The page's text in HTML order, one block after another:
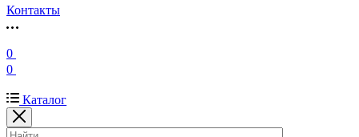
Контакты
0
0
Каталог